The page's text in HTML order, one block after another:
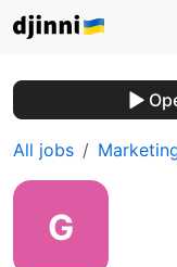
All jobs